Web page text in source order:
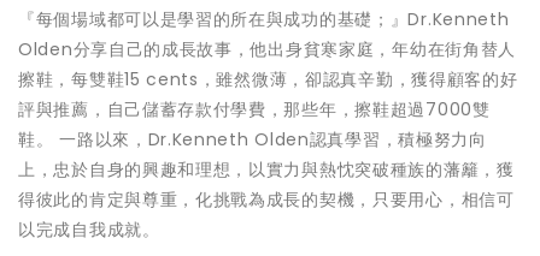
『每個場域都可以是學習的所在與成功的基礎；』Dr.Kenneth
Olden分享自己的成長故事，他出身貧寒家庭，年幼在街角替人
擦鞋，每雙鞋15 cents，雖然微薄，卻認真辛勤，獲得顧客的好
評與推薦，自己儲蓄存款付學費，那些年，擦鞋超過7000雙
鞋。 一路以來，Dr.Kenneth Olden認真學習，積極努力向
上，忠於自身的興趣和理想，以實力與熱忱突破種族的藩籬，獲
得彼此的肯定與尊重，化挑戰為成長的契機，只要用心，相信可
以完成自我成就。